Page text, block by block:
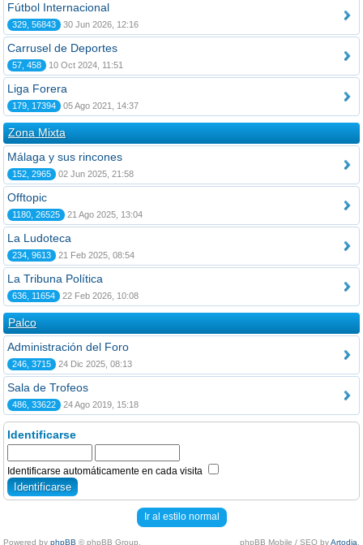
Fútbol Internacional
329, 56843 30 Jun 2026, 12:16
Carrusel de Deportes
57, 458 10 Oct 2024, 11:51
Liga Forera
179, 17394 05 Ago 2021, 14:37
Zona Mixta
Málaga y sus rincones
152, 2965 02 Jun 2025, 21:58
Offtopic
1180, 26525 21 Ago 2025, 13:04
La Ludoteca
234, 9613 21 Feb 2025, 08:54
La Tribuna Política
636, 11654 22 Feb 2026, 10:08
Palco
Administración del Foro
246, 3715 24 Dic 2025, 08:13
Sala de Trofeos
486, 33622 24 Ago 2019, 15:18
Identificarse
Identificarse automáticamente en cada visita
Ir al estilo normal
Powered by phpBB © phpBB Group. phpBB Mobile / SEO byArtodia